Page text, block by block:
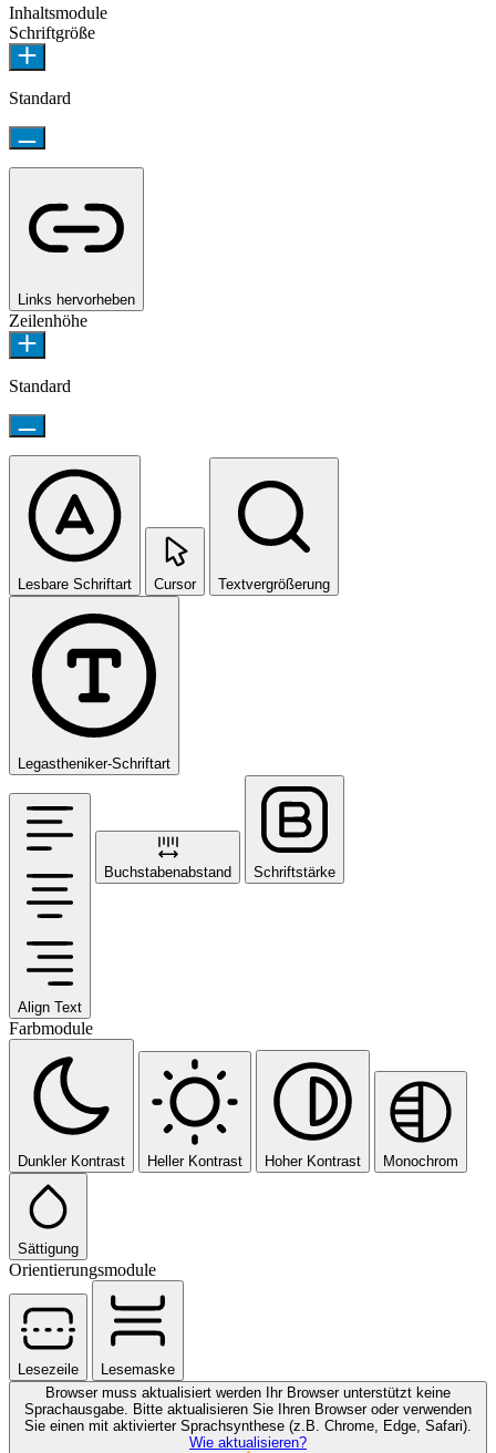
Inhaltsmodule
Schriftgröße
Standard
Links hervorheben
Zeilenhöhe
Standard
Lesbare Schriftart Cursor Textvergrößerung
Legastheniker-Schriftart
Align Text
Buchstabenabstand Schriftstärke
Farbmodule
Dunkler Kontrast Heller Kontrast Hoher Kontrast Monochrom
Sättigung
Orientierungsmodule
Lesezeile
Lesemaske
Browser muss aktualisiert werden
Ihr Browser unterstützt keine
Sprachausgabe. Bitte aktualisieren Sie Ihren Browser oder verwenden
Sie einen mit aktivierter Sprachsynthese (z.B. Chrome, Edge, Safari).
Wie aktualisieren?